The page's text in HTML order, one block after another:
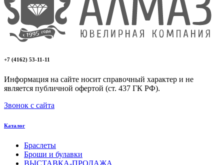
+7 (4162) 53-11-11
Информация на сайте носит справочный характер и не
является публичной офертой (ст. 437 ГК РФ).
Звонок с сайта
Каталог
Браслеты
Броши и булавки
ВЫСТАВКА-ПРОДАЖА